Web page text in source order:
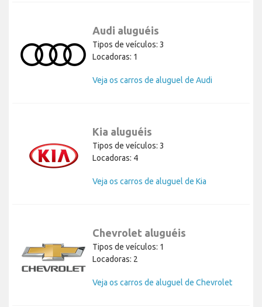
Audi aluguéis
Tipos de veículos: 3
Locadoras: 1
Veja os carros de aluguel de Audi
Kia aluguéis
Tipos de veículos: 3
Locadoras: 4
Veja os carros de aluguel de Kia
Chevrolet aluguéis
Tipos de veículos: 1
Locadoras: 2
Veja os carros de aluguel de Chevrolet